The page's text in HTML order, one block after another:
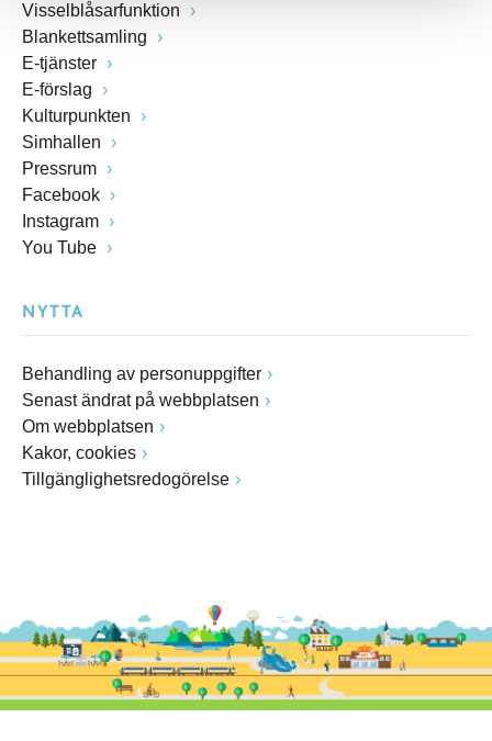
Visselblåsarfunktion
Blankettsamling
E-tjänster
E-förslag
Kulturpunkten
Simhallen
Pressrum
Facebook
Instagram
You Tube
NYTTA
Behandling av personuppgifter
Senast ändrat på webbplatsen
Om webbplatsen
Kakor, cookies
Tillgänglighetsredogörelse